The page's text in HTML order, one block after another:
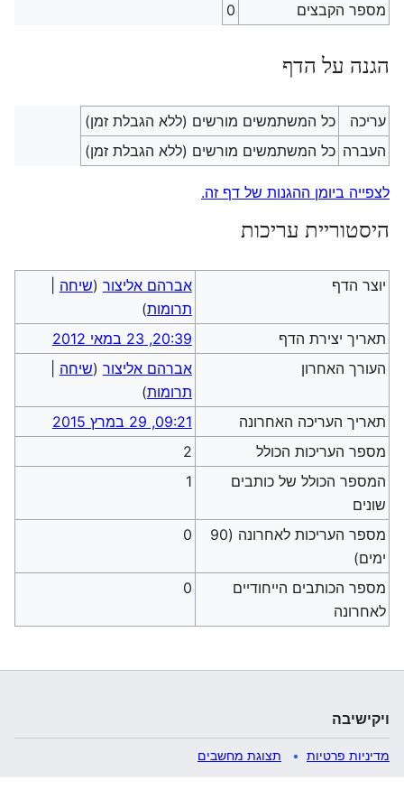
מספר הקבצים
0
הגנה על הדף
עריכה
כל המשתמשים מורשים (ללא הגבלת זמן)
העברה כל המשתמשים מורשים (ללא הגבלת זמן)
לצפייה ביומן ההגנות של דף זה.
היסטוריית עריכות
יוצר הדף אברהם אליצור (שיחה
תרומות)
תאריך יצירת הדף
20:39, 23 במאי 2012
העורך האחרון
אברהם אליצור (שיחה
תרומות)
תאריך העריכה האחרונה
09:21, 29 במרץ 2015
מספר העריכות הכולל
2
המספר הכולל של כותבים
שונים
1
מספר העריכות לאחרונה (90
ימים)
0
מספר הכותבים הייחודיים
לאחרונה
0
ויקישיבה
מדיניות פרטיות תצוגת מחשבים